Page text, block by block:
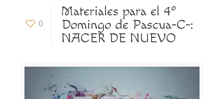
0
Materiales para el 4º
Domingo de Pascua-C-:
NACER DE NUEVO